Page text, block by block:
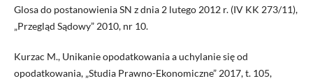
Glosa do postanowienia SN z dnia 2 lutego 2012 r. (IV KK 273/11),
„Przegląd Sądowy” 2010, nr 10.
Kurzac M., Unikanie opodatkowania a uchylanie się od
opodatkowania, „Studia Prawno-Ekonomiczne” 2017, t. 105,